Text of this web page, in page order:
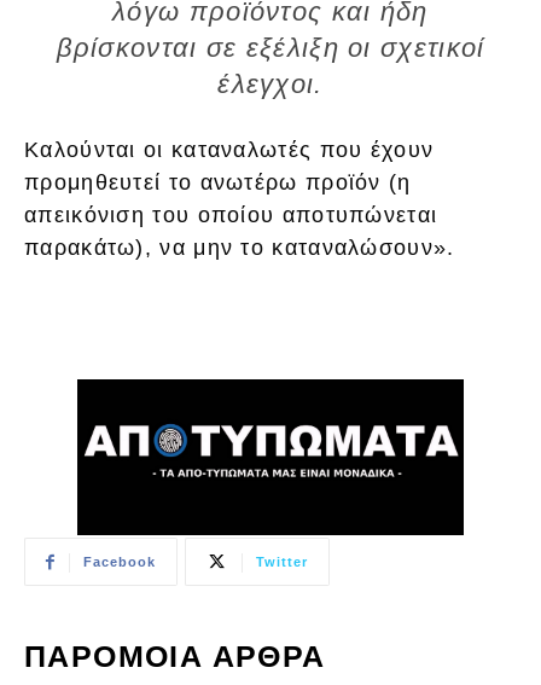
λόγω προϊόντος και ήδη
βρίσκονται σε εξέλιξη οι σχετικοί
έλεγχοι.
Καλούνται οι καταναλωτές που έχουν
προμηθευτεί το ανωτέρω προϊόν (η
απεικόνιση του οποίου αποτυπώνεται
παρακάτω), να μην το καταναλώσουν».
Facebook Twitter
ΠΑΡΟΜΟΙΑ ΑΡΘΡΑ